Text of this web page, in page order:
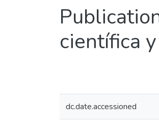
científica
dc.date.accessioned